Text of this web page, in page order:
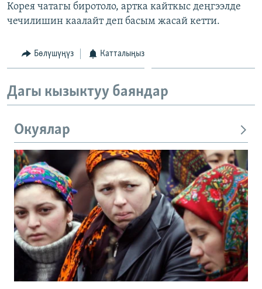
Корея чатагы биротоло, артка кайткыс деңгээлде
чечилишин каалайт деп басым жасай кетти.
Бөлүшүңүз Катталыңыз
Дагы кызыктуу баяндар
Окуялар